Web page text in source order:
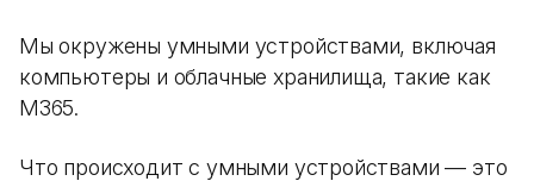
Мы окружены умными устройствами, включая
компьютеры и облачные хранилища, такие как
M365.
Что происходит с умными устройствами — это